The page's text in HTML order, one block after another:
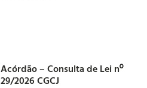
Acórdão – Consulta de Lei nº
29/2026 CGCJ